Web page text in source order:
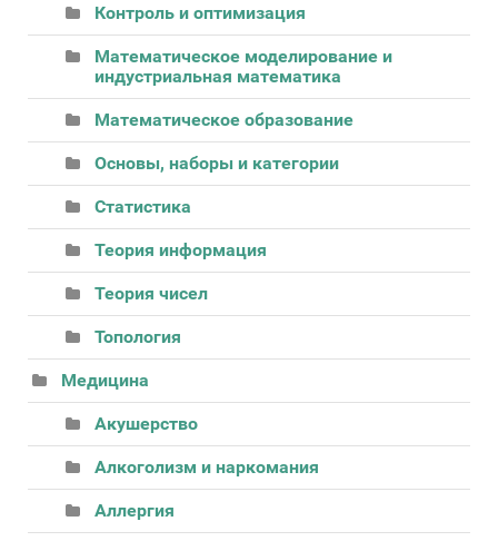
Контроль и оптимизация
Математическое моделирование и
индустриальная математика
Математическое образование
Основы, наборы и категории
Статистика
Теория информация
Теория чисел
Топология
Медицина
Акушерство
Алкоголизм и наркомания
Аллергия